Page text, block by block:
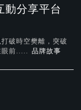
動分享平台
破時空樊離，突破
眼前..... 品牌故事